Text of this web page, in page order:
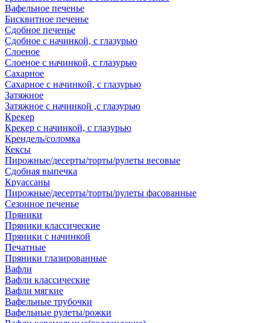
Вафельное печенье
Бисквитное печенье
Сдобное печенье
Сдобное с начинкой, с глазурью
Слоеное
Слоеное с начинкой, с глазурью
Сахарное
Сахарное с начинкой, с глазурью
Затяжное
Затяжное с начинкой ,с глазурью
Крекер
Крекер с начинкой, с глазурью
Крендель/соломка
Кексы
Пирожные/десерты/торты/рулеты весовые
Сдобная выпечка
Круассаны
Пирожные/десерты/торты/рулеты фасованные
Сезонное печенье
Пряники
Пряники классические
Пряники с начинкой
Печатные
Пряники глазированные
Вафли
Вафли классические
Вафли мягкие
Вафельные трубочки
Вафельные рулеты/рожки